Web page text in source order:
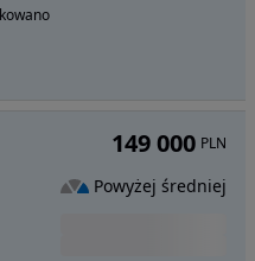
149 000 PLN
Powyżej średniej